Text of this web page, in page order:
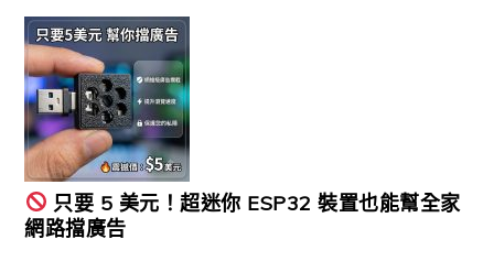
只要 5 美元！超迷你 ESP32 裝置也能幫全家
網路擋廣告